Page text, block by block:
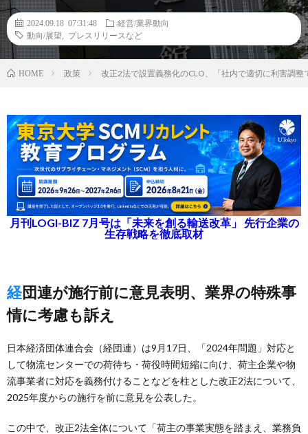
2024.09.18 07:31:48
経営/業界動向
動向/展望
プレスリリースなど
HOME 政策 改正2法で設置義務化のCLO、「社内で適切に利害調
月刊LOGI-BIZ 7月号は「未来を創る輸送改革」 先行企業の
生存戦略を徹底取材
経団連が施行前に意見表明、業界の特殊事
情に考慮も訴え
日本経済団体連合会（経団連）は9月17日、「2024年問題」対応と
して物流センターでの荷待ち・荷役時間短縮に向け、荷主企業や物
流事業者に対応を義務付けることなどを柱とした改正2法について、
2025年度からの施行を前に意見を公表した。
この中で、改正2法全体について「荷主の事業実態を踏まえ、業務負